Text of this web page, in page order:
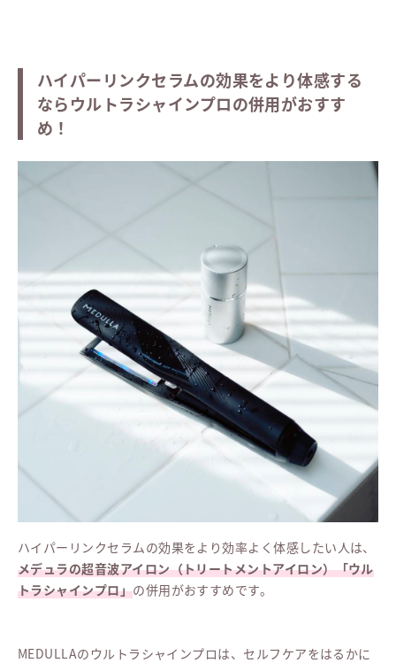
ハイパーリンクセラムの効果をより体感する
ならウルトラシャインプロの併用がおすす
め！
ハイパーリンクセラムの効果をより効率よく体感したい人は、
メデュラの超音波アイロン（トリートメントアイロン）「ウル
トラシャインプロ」の併用がおすすめです。
MEDULLAのウルトラシャインプロは、セルフケアをはるかに